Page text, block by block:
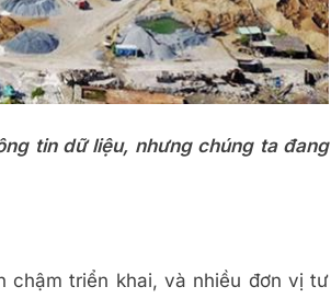
tin dữ liệu, nhưng chúng ta đang
chậm triển khai, và nhiều đơn vị tư